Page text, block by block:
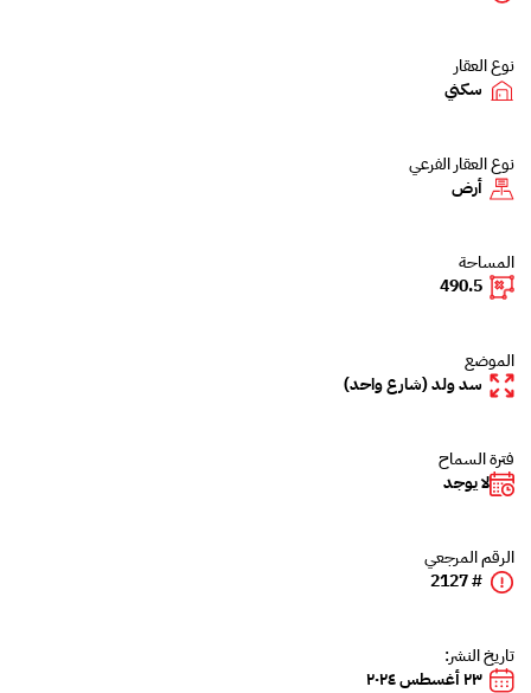
نوع العقار
سكني
نوع العقار الفرعي
أرض
المساحة
490.5
الموضع
سد ولد (شارع واحد)
فترة السماح
لا يوجد
الرقم المرجعي
# 2127
تاريخ النشر:
٢٣ أغسطس ٢٠٢٤